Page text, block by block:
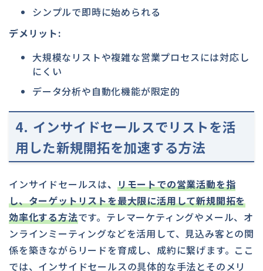
シンプルで即時に始められる
デメリット:
大規模なリストや複雑な営業プロセスには対応し
にくい
データ分析や自動化機能が限定的
4. インサイドセールスでリストを活
用した新規開拓を加速する方法
インサイドセールスは、 リモートでの営業活動を指
し、ターゲットリストを最大限に活用して新規開拓を
効率化する方法です。テレマーケティングやメール、オ
ンラインミーティングなどを活用して、見込み客との関
係を築きながらリードを育成し、成約に繋げます。ここ
では、インサイドセールスの具体的な手法とそのメリ